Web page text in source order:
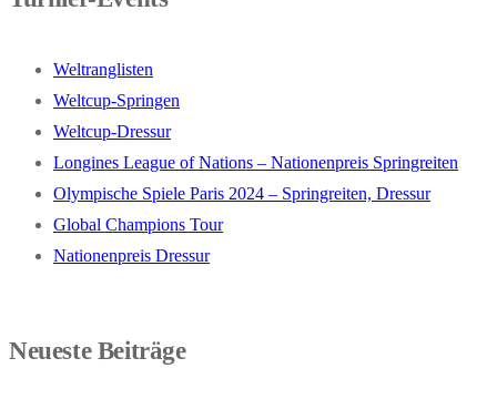
Weltranglisten
Weltcup-Springen
Weltcup-Dressur
Longines League of Nations – Nationenpreis Springreiten
Olympische Spiele Paris 2024 – Springreiten, Dressur
Global Champions Tour
Nationenpreis Dressur
Neueste Beiträge